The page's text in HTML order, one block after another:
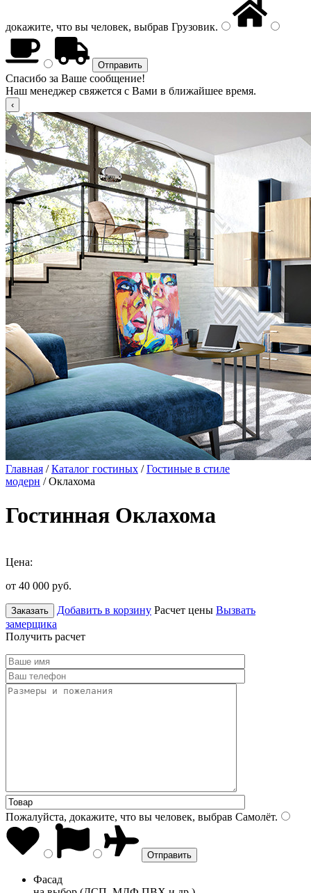
докажите, что вы человек, выбрав Грузовик.
Спасибо за Ваше сообщение!
Наш менеджер свяжется с Вами в ближайшее время.
Главная /Каталог гостиных /Гостиные в стиле
модерн / Оклахома
Гостинная Оклахома
Цена:
от 40 000 руб.
Заказать Добавить в корзину Расчет цены Вызвать
замерщика
Получить расчет
Пожалуйста, докажите, что вы человек, выбрав Самолёт.
Фасад